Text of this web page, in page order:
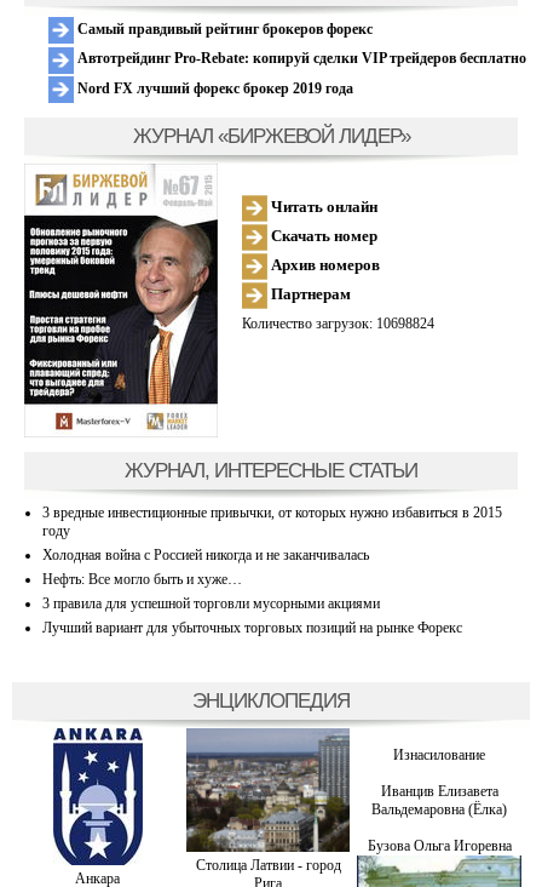
Самый правдивый рейтинг брокеров форекс
Автотрейдинг Pro-Rebate: копируй сделки VIP трейдеров бесплатно
Nord FX лучший форекс брокер 2019 года
ЖУРНАЛ «БИРЖЕВОЙ ЛИДЕР»
Читать онлайн
Скачать номер
Архив номеров
Партнерам
Количество загрузок: 10698824
ЖУРНАЛ, ИНТЕРЕСНЫЕ СТАТЬИ
3 вредные инвестиционные привычки, от которых нужно избавиться в 2015
году
Холодная война с Россией никогда и не заканчивалась
Нефть: Все могло быть и хуже…
3 правила для успешной торговли мусорными акциями
Лучший вариант для убыточных торговых позиций на рынке Форекс
ЭНЦИКЛОПЕДИЯ
Анкара
Столица Латвии - город
Рига
Изнасилование
Иванцив Елизавета
Вальдемаровна (Ёлка)
Бузова Ольга Игоревна